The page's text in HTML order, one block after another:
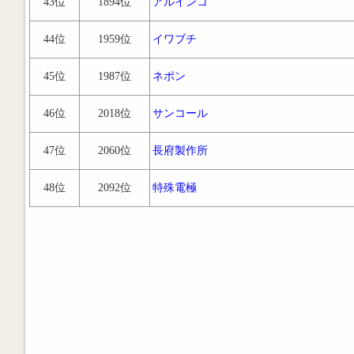
44位 1959位 イワブチ
45位 1987位 ネポン
46位 2018位 サンコール
47位 2060位 長府製作所
48位 2092位 特殊電極